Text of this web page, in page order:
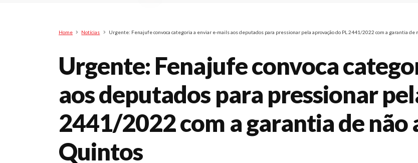
Home Notícias Urgente: Fenajufe convoca categoria a enviar e-mails aos deputados para pressionar pela aprovação do PL 2441/2022 com a garantia de
Urgente: Fenajufe convoca
aos deputados para pressionar
2441/2022 com a garantia de não
Quintos